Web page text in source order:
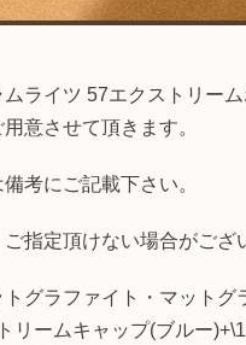
ライツ 57エクストリー
意させて頂きます。
考にご記載下さい。
指定頂けない場合がござ
グラファイト・マット
リームキャップ(ブルー